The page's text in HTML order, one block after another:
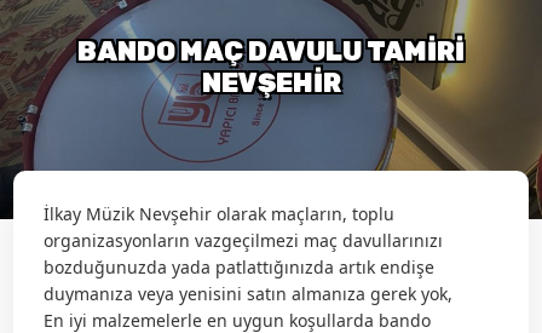
BANDO MAÇ DAVULU TAMIRI
NEVŞEHIR
İlkay Müzik Nevşehir olarak maçların, toplu
organizasyonların vazgeçilmezi maç davullarınızı
bozduğunuzda yada patlattığınızda artık endişe
duymanıza veya yenisini satın almanıza gerek yok,
En iyi malzemelerle en uygun koşullarda bando